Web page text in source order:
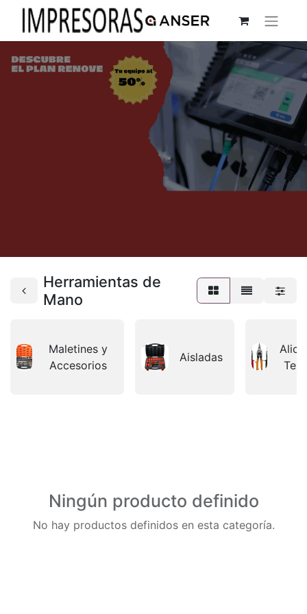
Herramientas de
Mano
Maletines y
Accesorios
Aisladas
Ningún producto definido
No hay productos definidos en esta categoría.